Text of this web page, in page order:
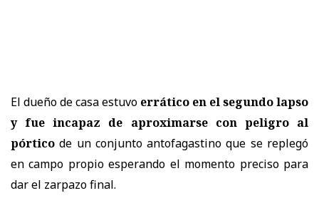
El dueño de casa estuvo errático en el segundo lapso
y fue incapaz de aproximarse con peligro al
pórtico de un conjunto antofagastino que se replegó
en campo propio esperando el momento preciso para
dar el zarpazo final.